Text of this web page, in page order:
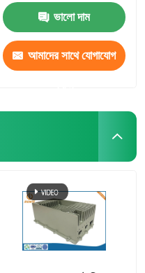
ভালো দাম
আমাদের সাথে যোগাযোগ